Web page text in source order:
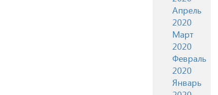
Апрель
2020
Март
2020
Февраль
2020
Январь